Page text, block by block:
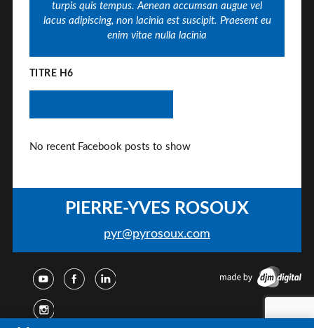
turpis quis tempus. Aenean accumsan augue vel
lacus adipiscing, non lacinia est suscipit. Praesent eu
enim vitae nulla lacinia
TITRE H6
No recent Facebook posts to show
PIERRE-YVES ROSOUX
pyr@pyrosoux.com